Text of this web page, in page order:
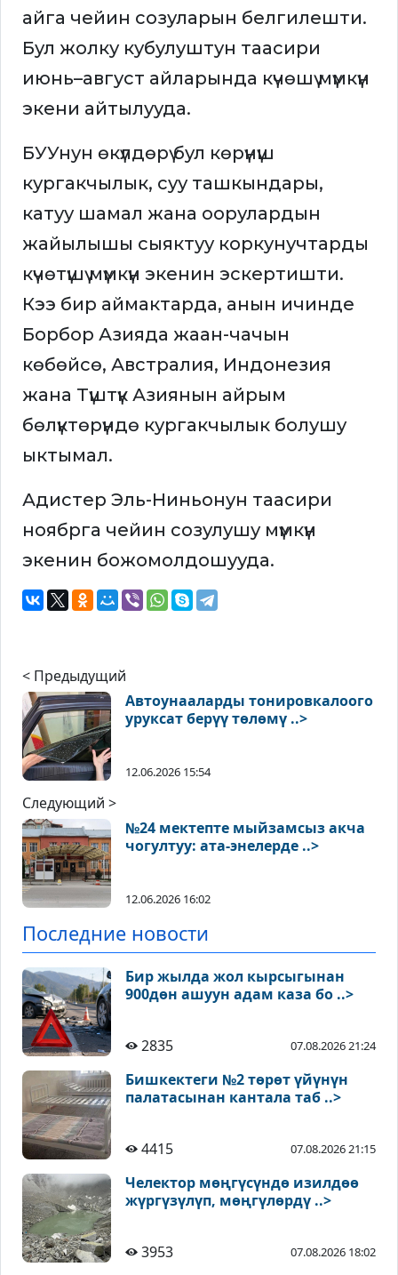
айга чейин созуларын белгилешти.
Бул жолку кубулуштун таасири
июнь–август айларында күчөшү мүмкүн
экени айтылууда.
БУУнун өкүлдөрү бул көрүнүш
кургакчылык, суу ташкындары,
катуу шамал жана оорулардын
жайылышы сыяктуу коркунучтарды
күчөтүшү мүмкүн экенин эскертишти.
Кээ бир аймактарда, анын ичинде
Борбор Азияда жаан-чачын
көбөйсө, Австралия, Индонезия
жана Түштүк Азиянын айрым
бөлүктөрүндө кургакчылык болушу
ыктымал.
Адистер Эль-Ниньонун таасири
ноябрга чейин созулушу мүмкүн
экенин божомолдошууда.
< Предыдущий
Автоунааларды тонировкалоого
уруксат берүү төлөмү ..>
12.06.2026 15:54
Следующий >
№24 мектепте мыйзамсыз акча
чогултуу: ата-энелерде ..>
12.06.2026 16:02
Последние новости
Бир жылда жол кырсыгынан
900дөн ашуун адам каза бо ..>
2835 07.08.2026 21:24
Бишкектеги №2 төрөт үйүнүн
палатасынан кантала таб ..>
4415 07.08.2026 21:15
Челектор мөңгүсүндө изилдөө
жүргүзүлүп, мөңгүлөрдү ..>
3953 07.08.2026 18:02